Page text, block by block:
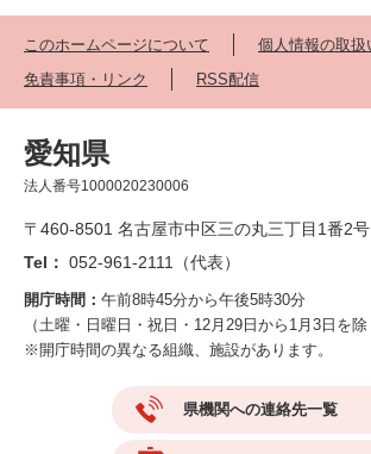
このホームページについて
個人情報の取扱
免責事項・リンク
RSS配信
愛知県
法人番号1000020230006
〒460-8501 名古屋市中区三の丸三丁目1番2号
Tel： 052-961-2111（代表）
開庁時間： 午前8時45分から午後5時30分
（土曜・日曜日・祝日・12月29日から1月3日を除
※開庁時間の異なる組織、施設があります。
県機関への連絡先一覧